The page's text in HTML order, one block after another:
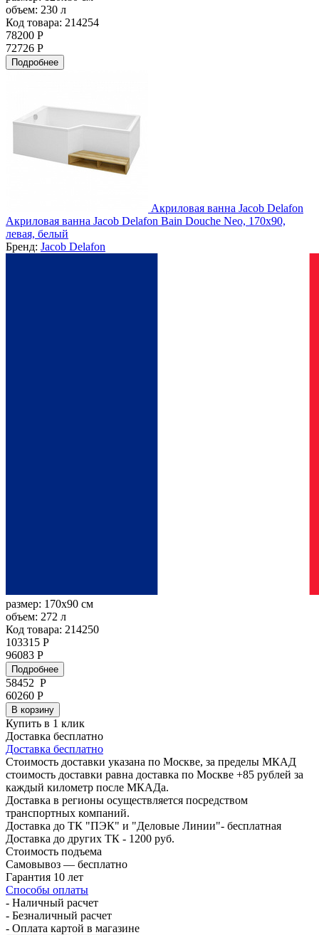
объем: 230 л
Код товара: 214254
78200 Р
72726 Р
Подробнее
Акриловая ванна Jacob Delafon
Акриловая ванна Jacob Delafon Bain Douche Neo, 170x90,
левая, белый
Бренд: Jacob Delafon
размер: 170x90 см
объем: 272 л
Код товара: 214250
103315 Р
96083 Р
Подробнее
58452 Р
60260 Р
В корзину
Купить в 1 клик
Доставка бесплатно
Доставка бесплатно
Стоимость доставки указана по Москве, за пределы МКАД
стоимость доставки равна доставка по Москве +85 рублей за
каждый километр после МКАДа.
Доставка в регионы осуществляется посредством
транспортных компаний.
Доставка до ТК "ПЭК" и "Деловые Линии"- бесплатная
Доставка до других ТК - 1200 руб.
Стоимость подъема
Самовывоз — бесплатно
Гарантия 10 лет
Способы оплаты
- Наличный расчет
- Безналичный расчет
- Оплата картой в магазине